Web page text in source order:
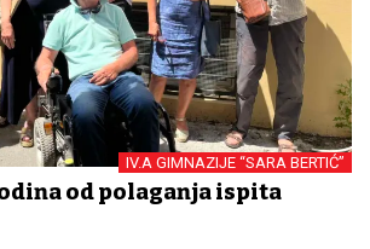
IV.A GIMNAZIJE “SARA BERTIĆ”
od polaganja ispita